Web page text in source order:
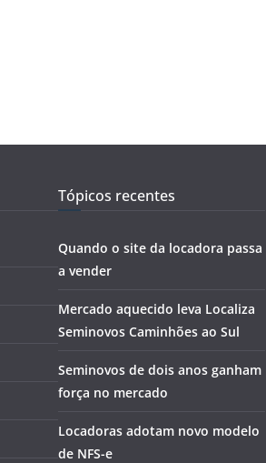
Tópicos recentes
Quando o site da locadora passa
a vender
Mercado aquecido leva Localiza
Seminovos Caminhões ao Sul
Seminovos de dois anos ganham
força no mercado
Locadoras adotam novo modelo
de NFS-e